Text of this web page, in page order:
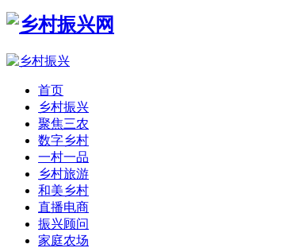
首页
乡村振兴
聚焦三农
数字乡村
一村一品
乡村旅游
和美乡村
直播电商
振兴顾问
家庭农场